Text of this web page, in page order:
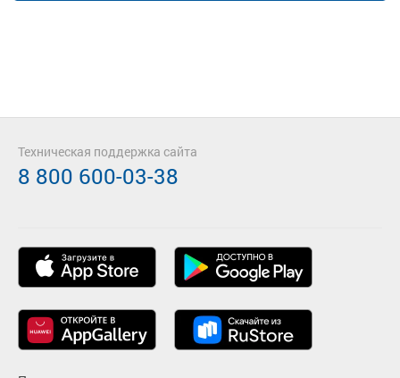
Техническая поддержка сайта
8 800 600-03-38